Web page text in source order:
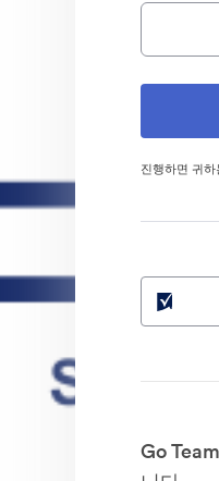
진행하면 귀하
Go